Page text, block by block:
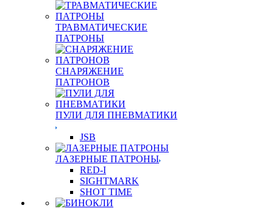
ТРАВМАТИЧЕСКИЕ
ПАТРОНЫ
СНАРЯЖЕНИЕ
ПАТРОНОВ
ПУЛИ ДЛЯ ПНЕВМАТИКИ
JSB
ЛАЗЕРНЫЕ ПАТРОНЫ
RED-I
SIGHTMARK
SHOT TIME